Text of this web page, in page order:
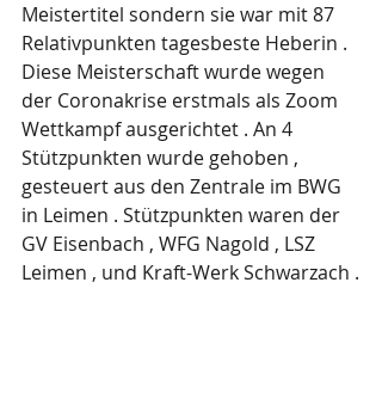
Meistertitel sondern sie war mit 87
Relativpunkten tagesbeste Heberin .
Diese Meisterschaft wurde wegen
der Coronakrise erstmals als Zoom
Wettkampf ausgerichtet . An 4
Stützpunkten wurde gehoben ,
gesteuert aus den Zentrale im BWG
in Leimen . Stützpunkten waren der
GV Eisenbach , WFG Nagold , LSZ
Leimen , und Kraft-Werk Schwarzach .